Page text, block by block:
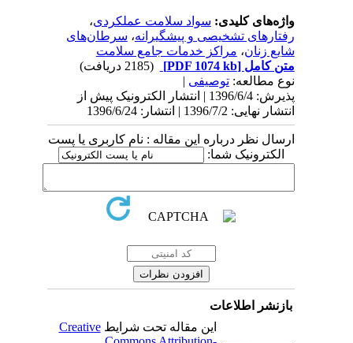
واژه‌های کلیدی:سواد سلامت عملکردی،
رفتارهای تشخیصی و پیشگیرانه،سرطان‌های
شایع زنان،مراکز خدمات جامع سلامت
متن کامل[PDF 1074 kb]
نوع مطالعه:توصیفی|
پذیرش: 1396/6/4 | انتشار الکترونیک پیش از
انتشار نهایی: 1396/7/2 | انتشار: 1396/6/24
ارسال نظر درباره این مقاله : نام کاربری یا پست
الکترونیک شما:
بازنشر اطلاعات
این مقاله تحت شرایطCreative